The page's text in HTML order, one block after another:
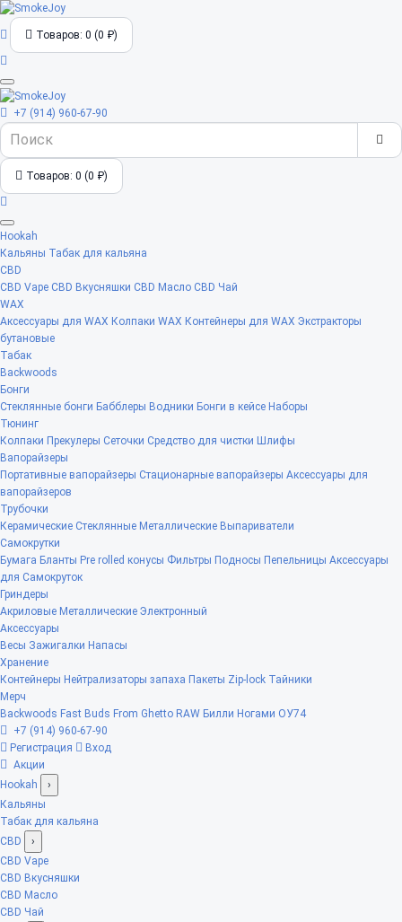
Товаров: 0 (0 ₽)
+7 (914) 960-67-90
Товаров: 0 (0 ₽)
Hookah
Кальяны Табак для кальяна
CBD
CBD Vape CBD Вкусняшки CBD Масло CBD Чай
WAX
Аксессуары для WAX Колпаки WAX Контейнеры для WAX Экстракторы
бутановые
Табак
Backwoods
Бонги
Стеклянные бонги Бабблеры Водники Бонги в кейсе Наборы
Тюнинг
Колпаки Прекулеры Сеточки Средство для чистки Шлифы
Вапорайзеры
Портативные вапорайзеры Стационарные вапорайзеры Аксессуары для
вапорайзеров
Трубочки
Керамические Стеклянные Металлические Выпариватели
Самокрутки
Бумага Бланты Pre rolled конусы Фильтры Подносы Пепельницы Аксессуары
для Самокруток
Гриндеры
Акриловые Металлические Электронный
Аксессуары
Весы Зажигалки Напасы
Хранение
Контейнеры Нейтрализаторы запаха Пакеты Zip-lock Тайники
Мерч
Backwoods Fast Buds From Ghetto RAW Билли Ногами ОУ74
+7 (914) 960-67-90
Регистрация
Вход
Акции
Hookah
›
Кальяны
Табак для кальяна
CBD
›
CBD Vape
CBD Вкусняшки
CBD Масло
CBD Чай